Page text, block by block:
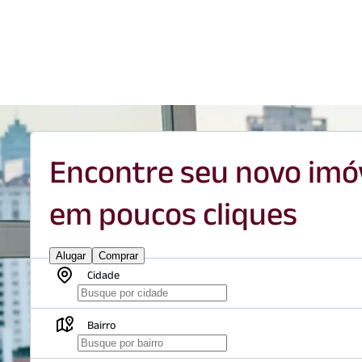
Encontre seu novo
em poucos cliques
Alugar Comprar
Cidade
Bairro